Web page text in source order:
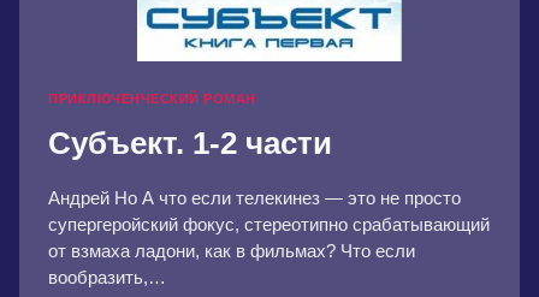
ПРИКЛЮЧЕНЧЕСКИЙ РОМАН
Субъект. 1-2 части
Андрей Но А что если телекинез — это не просто
супергеройский фокус, стереотипно срабатывающий
от взмаха ладони, как в фильмах? Что если
вообразить,…